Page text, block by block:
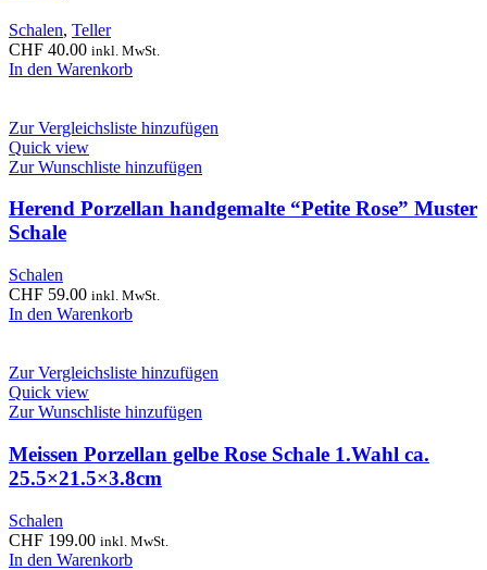
Schalen, Teller
CHF 40.00 inkl. MwSt.
In den Warenkorb
Zur Vergleichsliste hinzufügen
Quick view
Zur Wunschliste hinzufügen
Herend Porzellan handgemalte “Petite Rose” Muster
Schale
Schalen
CHF 59.00 inkl. MwSt.
In den Warenkorb
Zur Vergleichsliste hinzufügen
Quick view
Zur Wunschliste hinzufügen
Meissen Porzellan gelbe Rose Schale 1.Wahl ca.
25.5×21.5×3.8cm
Schalen
CHF 199.00 inkl. MwSt.
In den Warenkorb